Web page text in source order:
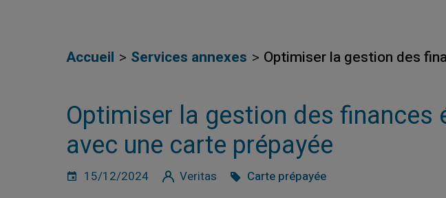
Accueil Services annexes Optimiser la gestion des
Optimiser la gestion des finances
avec une carte prépayée
15/12/2024 Veritas Carte prépayée